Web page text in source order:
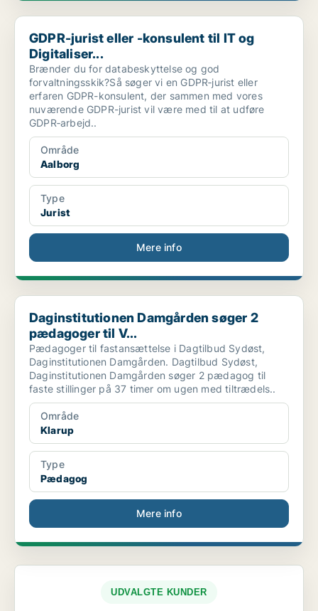
GDPR-jurist eller -konsulent til IT og Digitaliser...
GDPR-jurist eller -konsulent til IT og
Digitaliser...
Brænder du for databeskyttelse og god
forvaltningsskik?Så søger vi en GDPR‑jurist eller
erfaren GDPR-konsulent, der sammen med vores
nuværende GDPR-jurist vil være med til at udføre
GDPR‑arbejd..
Område
Aalborg
Type
Jurist
Mere info
Daginstitutionen Damgården søger 2 pædagoger til V...
Daginstitutionen Damgården søger 2
pædagoger til V...
Pædagoger til fastansættelse i Dagtilbud Sydøst,
Daginstitutionen Damgården. Dagtilbud Sydøst,
Daginstitutionen Damgården søger 2 pædagog til
faste stillinger på 37 timer om ugen med tiltrædels..
Område
Klarup
Type
Pædagog
Mere info
UDVALGTE KUNDER